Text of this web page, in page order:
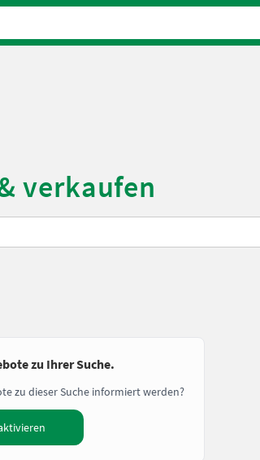
verkaufen
zu Ihrer Suche.
zu dieser Suche informiert werden?